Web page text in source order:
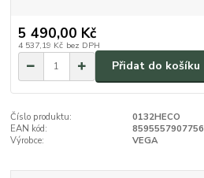
5 490,00 Kč
4 537,19 Kč bez DPH
Přidat do košíku
Číslo produktu:
0132HECO
EAN kód:
8595557907756
Výrobce:
VEGA